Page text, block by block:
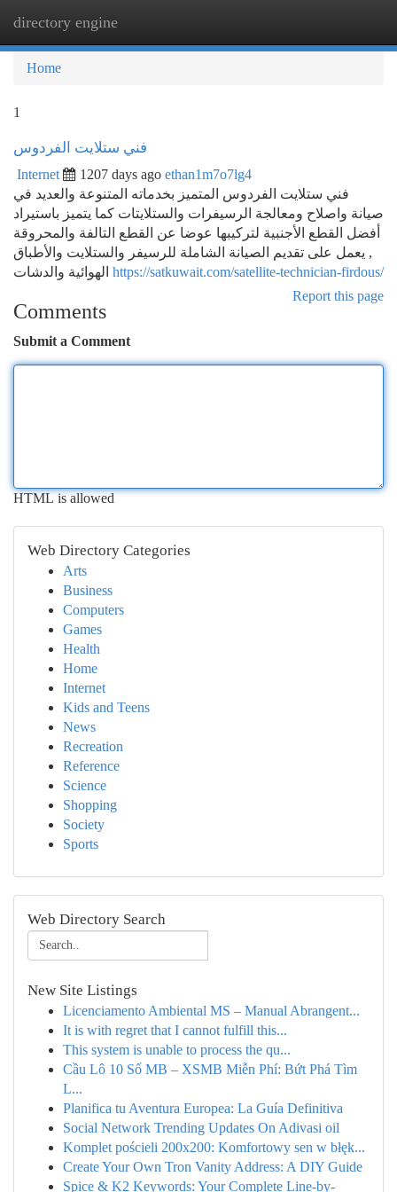
directory engine
Home
1
فني ستلايت الفردوس
Internet 1207 days ago ethan1m7o7lg4
فني ستلايت الفردوس المتميز بخدماته المتنوعة والعديد في
صيانة واصلاح ومعالجة الرسيفرات والستلايتات كما يتميز باستيراد
أفضل القطع الأجنبية لتركيبها عوضا عن القطع التالفة والمحروقة
, يعمل على تقديم الصيانة الشاملة للرسيفر والستلايت والأطباق
https://satkuwait.com/satellite-technician-firdous/
Report this page
Comments
Submit a Comment
HTML is allowed
Web Directory Categories
Arts
Business
Computers
Games
Health
Home
Internet
Kids and Teens
News
Recreation
Reference
Science
Shopping
Society
Sports
Web Directory Search
New Site Listings
Licenciamento Ambiental MS – Manual Abrangent...
It is with regret that I cannot fulfill this...
This system is unable to process the qu...
Cầu Lô 10 Số MB – XSMB Miễn Phí: Bứt Phá Tìm
L...
Planifica tu Aventura Europea: La Guía Definitiva
Social Network Trending Updates On Adivasi oil
Komplet pościeli 200x200: Komfortowy sen w błęk...
Create Your Own Tron Vanity Address: A DIY Guide
Spice & K2 Keywords: Your Complete Line-by-